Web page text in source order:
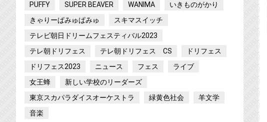
PUFFY
SUPER BEAVER WANIMA
いきものがかり
きゃりーぱみゅぱみゅ
スキマスイッチ
テレビ朝日ドリームフェスティバル2023
テレ朝ドリフェス
テレ朝ドリフェス CS
ドリフェス
ドリフェス2023
ニュース フェス
ライブ
女王蜂
新しい学校のリーダーズ
東京スカパラダイスオーケストラ
緑黄色社会
羊文学
音楽